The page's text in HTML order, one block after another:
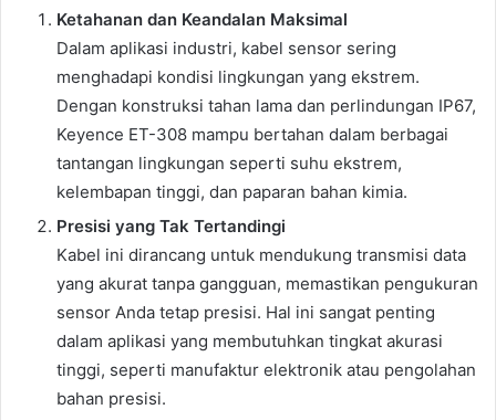
Ketahanan dan Keandalan Maksimal
Dalam aplikasi industri, kabel sensor sering
menghadapi kondisi lingkungan yang ekstrem.
Dengan konstruksi tahan lama dan perlindungan IP67,
Keyence ET-308 mampu bertahan dalam berbagai
tantangan lingkungan seperti suhu ekstrem,
kelembapan tinggi, dan paparan bahan kimia.
Presisi yang Tak Tertandingi
Kabel ini dirancang untuk mendukung transmisi data
yang akurat tanpa gangguan, memastikan pengukuran
sensor Anda tetap presisi. Hal ini sangat penting
dalam aplikasi yang membutuhkan tingkat akurasi
tinggi, seperti manufaktur elektronik atau pengolahan
bahan presisi.